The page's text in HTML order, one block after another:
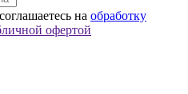
на обработку
офертой